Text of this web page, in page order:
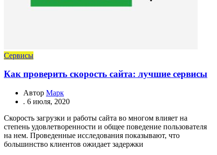
Сервисы
Как проверить скорость сайта: лучшие сервисы
Автор Марк
. 6 июля, 2020
Скорость загрузки и работы сайта во многом влияет на
степень удовлетворенности и общее поведение пользователя
на нем. Проведенные исследования показывают, что
большинство клиентов ожидает задержки